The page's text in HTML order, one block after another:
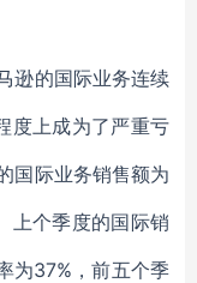
逊的国际业务连续
度上成为了严重亏
国际业务销售额为
上个季度的国际销
为37%，前五个季